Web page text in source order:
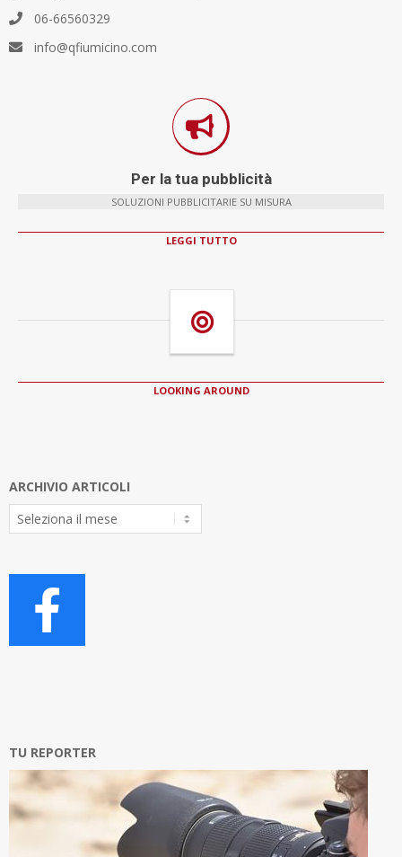
06-66560329
info@qfiumicino.com
Per la tua pubblicità
SOLUZIONI PUBBLICITARIE SU MISURA
LEGGI TUTTO
LOOKING AROUND
ARCHIVIO ARTICOLI
Archivio
Articoli
TU REPORTER